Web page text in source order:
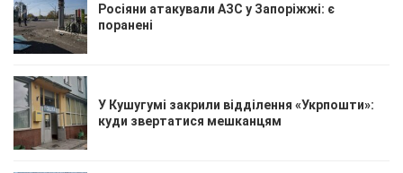
Росіяни атакували АЗС у Запоріжжі: є
поранені
У Кушугумі закрили відділення «Укрпошти»:
куди звертатися мешканцям